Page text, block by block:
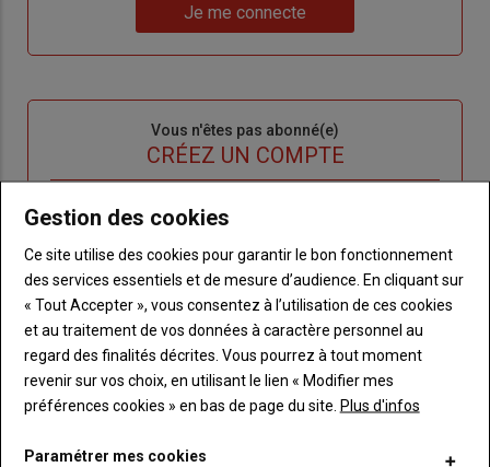
de
me
Je me connecte
Vous n'êtes pas abonné(e)
CRÉEZ UN COMPTE
BodyChoisissez votre formule et créez votre
Touraine.
Lien Créez un compte
VOUS AIMEREZ AUSSI
Gestion des cookies
Ce site utilise des cookies pour garantir le bon fonctionnement
des services essentiels et de mesure d’audience. En cliquant sur
« Tout Accepter », vous consentez à l’utilisation de ces cookies
et au traitement de vos données à caractère personnel au
regard des finalités décrites. Vous pourrez à tout moment
revenir sur vos choix, en utilisant le lien « Modifier mes
préférences cookies » en bas de page du site. Plus d'infos
Paramétrer mes cookies